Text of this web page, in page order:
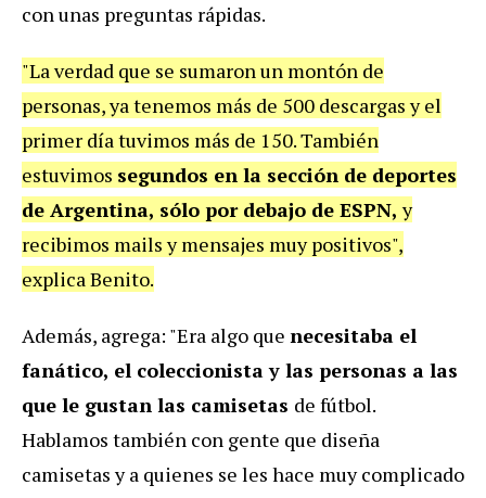
con unas preguntas rápidas.
"La verdad que se sumaron un montón de
personas, ya tenemos más de 500 descargas y el
primer día tuvimos más de 150. También
estuvimos segundos en la sección de deportes
de Argentina, sólo por debajo de ESPN,y
recibimos mails y mensajes muy positivos",
explica Benito.
Además, agrega: "Era algo que necesitaba el
fanático, el coleccionista y las personas a las
que le gustan las camisetas de fútbol.
Hablamos también con gente que diseña
camisetas y a quienes se les hace muy complicado